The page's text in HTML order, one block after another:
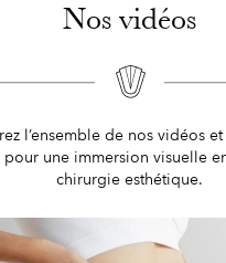
Nos vidéos
l’ensemble de nos vidéos
pour une immersion visuelle
chirurgie esthétique.